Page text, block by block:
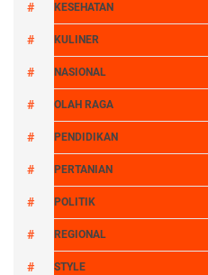
KESEHATAN
KULINER
NASIONAL
OLAH RAGA
PENDIDIKAN
PERTANIAN
POLITIK
REGIONAL
STYLE